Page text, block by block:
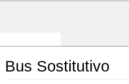
Bus Sostitutivo